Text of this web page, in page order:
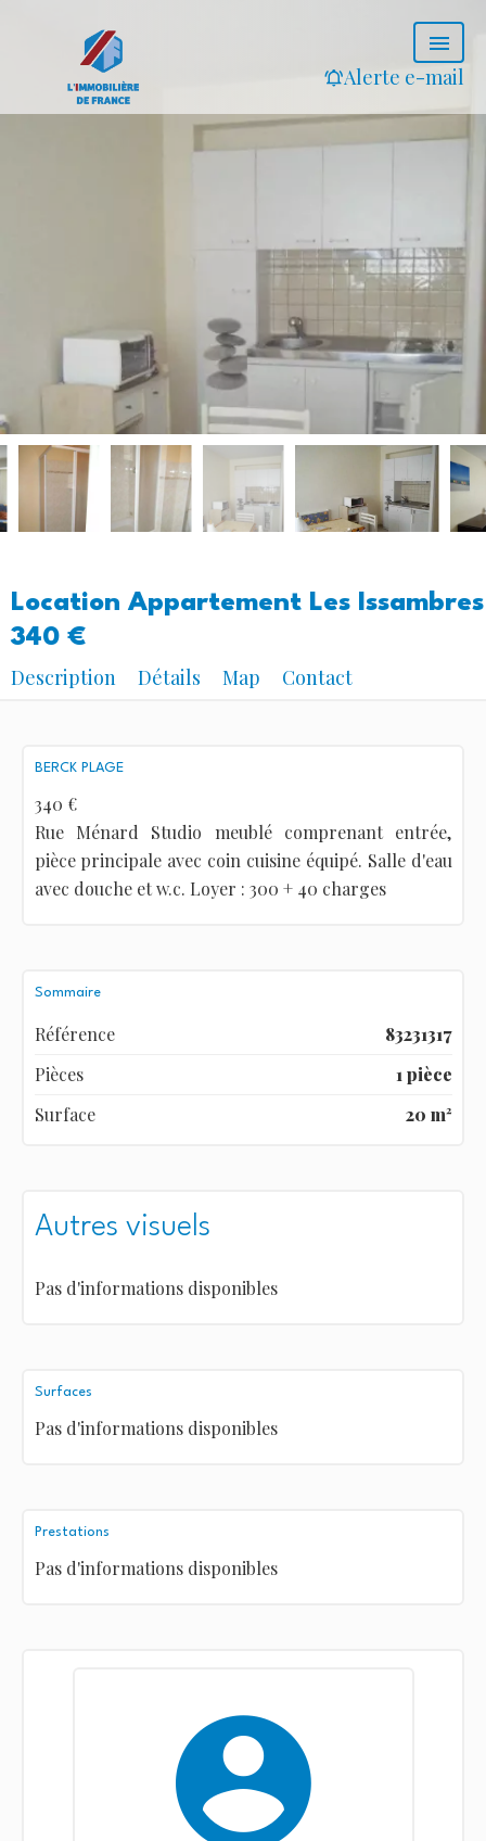
Alerte e-mail
Location Appartement Les Issambres
340 €
Description
Détails Map Contact
BERCK PLAGE
340 €
Rue Ménard Studio meublé comprenant entrée,
pièce principale avec coin cuisine équipé. Salle d'eau
avec douche et w.c. Loyer : 300 + 40 charges
Sommaire
Référence
83231317
Pièces
1 pièce
Surface
20 m²
Autres visuels
Pas d'informations disponibles
Surfaces
Pas d'informations disponibles
Prestations
Pas d'informations disponibles